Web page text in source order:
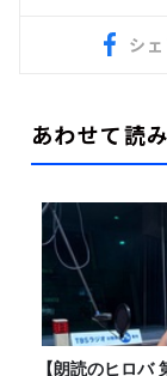
シ
あわせて読
【朗読のヒロバ